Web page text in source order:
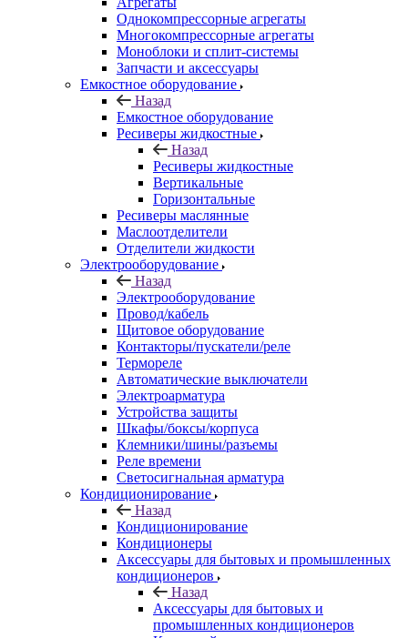
Однокомпрессорные агрегаты
Многокомпрессорные агрегаты
Моноблоки и сплит-системы
Запчасти и аксессуары
Емкостное оборудование
Назад
Емкостное оборудование
Ресиверы жидкостные
Назад
Ресиверы жидкостные
Вертикальные
Горизонтальные
Ресиверы маслянные
Маслоотделители
Отделители жидкости
Электрооборудование
Назад
Электрооборудование
Провод/кабель
Щитовое оборудование
Контакторы/пускатели/реле
Термореле
Автоматические выключатели
Электроарматура
Устройства защиты
Шкафы/боксы/корпуса
Клемники/шины/разъемы
Реле времени
Светосигнальная арматура
Кондиционирование
Назад
Кондиционирование
Кондиционеры
Аксессуары для бытовых и промышленных
кондиционеров
Назад
Аксессуары для бытовых и
промышленных кондиционеров